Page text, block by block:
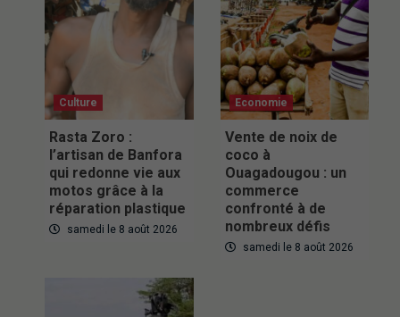
Culture
Rasta Zoro :
l’artisan de Banfora
qui redonne vie aux
motos grâce à la
réparation plastique
samedi le 8 août 2026
Economie
Vente de noix de
coco à
Ouagadougou : un
commerce
confronté à de
nombreux défis
samedi le 8 août 2026